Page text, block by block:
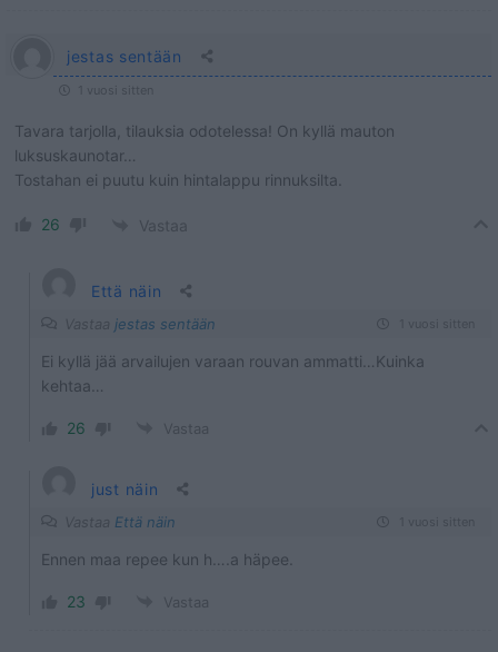
jestas sentään
1 vuosi sitten
Tavara tarjolla, tilauksia odotelessa! On kyllä mauton
luksuskaunotar…
Tostahan ei puutu kuin hintalappu rinnuksilta.
26 Vastaa
Että näin
Vastaa jestas sentään
Ei kyllä jää arvailujen varaan rouvan ammatti…Kuinka
kehtaa…
26 Vastaa
just näin
Vastaa Että näin
Ennen maa repee kun h….a häpee.
23 Vastaa